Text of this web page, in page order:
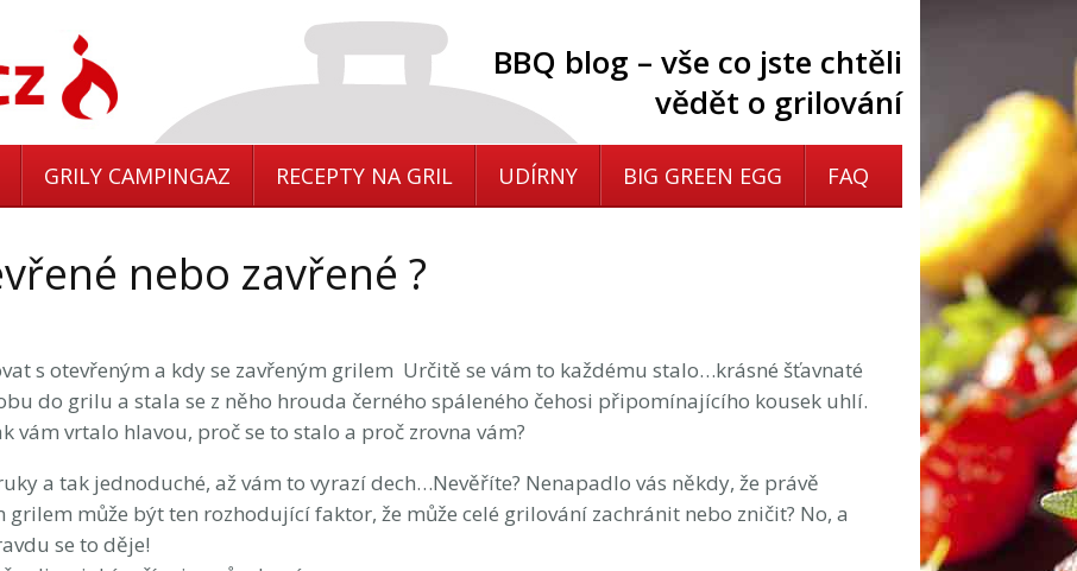
BBQ blog – vše co jste chtěli
vědět o grilování
GRILY CAMPINGAZ RECEPTY NA GRIL UDÍRNY BIG GREEN EGG FAQ
nebo zavřené ?
s otevřeným a kdy se zavřeným grilem Určitě se vám to každému stalo…krásné šťavnaté
do grilu a stala se z něho hrouda černého spáleného čehosi připomínajícího kousek uhlí.
vám vrtalo hlavou, proč se to stalo a proč zrovna vám?
a tak jednoduché, až vám to vyrazí dech…Nevěříte? Nenapadlo vás někdy, že právě
může být ten rozhodující faktor, že může celé grilování zachránit nebo zničit? No, a
se to děje!